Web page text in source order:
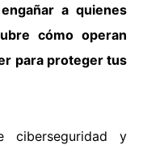
a quienes
cómo operan
para proteger tus
ciberseguridad y